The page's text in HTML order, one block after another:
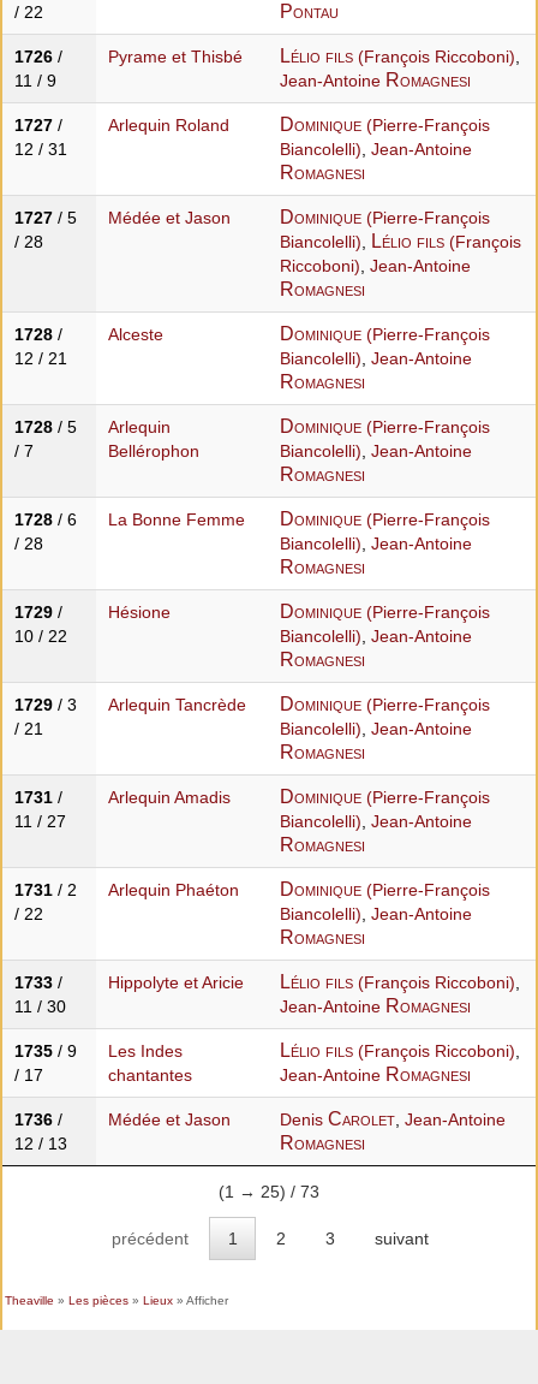
/ 22
Pontau
1726/
11 / 9
Pyrame et Thisbé Lélio fils(François Riccoboni),
Jean-Antoine Romagnesi
1727/
12 / 31
Arlequin Roland Dominique(Pierre-François
Biancolelli), Jean-Antoine
Romagnesi
1727/ 5
/ 28
Médée et Jason Dominique(Pierre-François
Biancolelli), Lélio fils(François
Riccoboni), Jean-Antoine
Romagnesi
1728/
12 / 21
Alceste Dominique(Pierre-François
Biancolelli), Jean-Antoine
Romagnesi
1728/ 5
/ 7
Arlequin
Bellérophon
Dominique(Pierre-François
Biancolelli), Jean-Antoine
Romagnesi
1728/ 6
/ 28
La Bonne Femme Dominique(Pierre-François
Biancolelli), Jean-Antoine
Romagnesi
1729/
10 / 22
Hésione Dominique(Pierre-François
Biancolelli), Jean-Antoine
Romagnesi
1729/ 3
/ 21
Arlequin Tancrède Dominique(Pierre-François
Biancolelli), Jean-Antoine
Romagnesi
1731/
11 / 27
Arlequin Amadis Dominique(Pierre-François
Biancolelli), Jean-Antoine
Romagnesi
1731/ 2
/ 22
Arlequin Phaéton Dominique(Pierre-François
Biancolelli), Jean-Antoine
Romagnesi
1733/
11 / 30
Hippolyte et Aricie Lélio fils(François Riccoboni),
Jean-Antoine Romagnesi
1735/ 9
/ 17
Les Indes
chantantes
Lélio fils(François Riccoboni),
Jean-Antoine Romagnesi
1736/
12 / 13
Médée et Jason Denis Carolet, Jean-Antoine
Romagnesi
(1 → 25) / 73
précédent 1 2 3 suivant
Theaville » Les pièces» Lieux» Afficher